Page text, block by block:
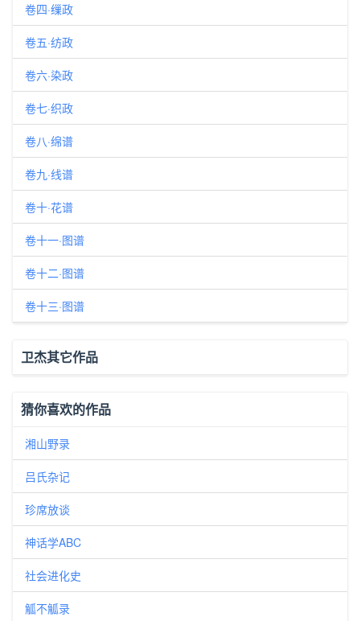
卷四·缫政
卷五·纺政
卷六·染政
卷七·织政
卷八·绵谱
卷九·线谱
卷十·花谱
卷十一·图谱
卷十二·图谱
卷十三·图谱
卫杰其它作品
猜你喜欢的作品
湘山野录
吕氏杂记
珍席放谈
神话学ABC
社会进化史
觚不觚录